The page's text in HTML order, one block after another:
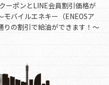
ーポンとLINE会員割引価格が
モバイルエネキー（ENEOSア
りの割引で給油ができます！～